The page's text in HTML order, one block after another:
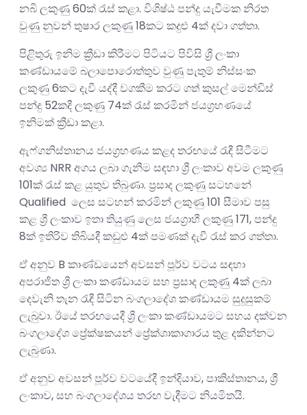
නබි ලකුණු 60ක් රැස් කළා. විශිෂ්ඨ පන්දු යැවීමක නිරත
වුණු නුවන් තුෂාර ලකුණු 18කට කදුළු 4ක් දවා ගත්තා.
පිළිතුරු ඉනිම ක්‍රීඩා කිරීමට පිටියට පිවිසි ශ්‍රී ලංකා
කණ්ඩායමේ බලාපොරොත්තුව වුණු පැතුම් නිස්සංක
ලකුණු 6කට දැවී යද්දී වගකීම කරට ගත් කුසල් මෙන්ඩිස්
පන්දු 52කදී ලකුණු 74ක් රැස් කරමින් ජයග්‍රහණයේ
ඉනිමක් ක්‍රීඩා කළා.
ඇෆ්ගනිස්තානය ජයග්‍රහණය කළද තරඟයේ රැඳී සිටීමට
අවශ්‍ය NRR අගය ලබා ගැනීම සඳහා ශ්‍රී ලංකාව අවම ලකුණු
101ක් රැස් කළ යුතුව තිබුණා. ප්‍රසාද ලකුණු සටහනේ
Qualified ලෙස සටහන් කරමින් ලකුණු 101 සීමාව පසු
කළ ශ්‍රී ලංකාව ඉතා තියුණු ලෙස ජයග්‍රාහී ලකුණු 171, පන්දු
8ක් ඉතිරිව තිබියදී කඩුළු 4ක් පමණක් දැවී රැස් කර ගත්තා.
ඒ අනුව B කාණ්ඩයෙන් අවසන් පූර්ව වටය සඳහා
අපරාජිත ශ්‍රී ලංකා කණ්ඩායම සහ ප්‍රසාද ලකුණු 4ක් ලබා
දෙවැනි තැන රැඳී සිටින බංගලාදේශ කණ්ඩායම සුදුසුකම්
ලැබුවා. ඊයේ තරඟයෙදී ශ්‍රී ලංකා කණ්ඩායමට සහය දක්වන
බංගලාදේශ ප්‍රේක්ෂකයන් ප්‍රේක්ශාකාගාරය තුළ දකින්නට
ලැබුණා.
ඒ අනුව අවසන් පූර්ව වටයේදී ඉන්දියාව, පාකිස්තානය, ශ්‍රී
ලංකාව, සහ බංගලාදේශය තරඟ වැදීමට නියමිතයි.